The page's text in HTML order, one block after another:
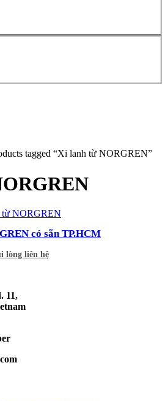
tagged “Xi lanh từ NORGREN”
có sẵn TP.HCM
lòng liên hệ
11,